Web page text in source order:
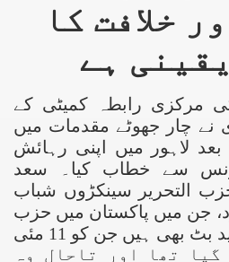
خلافت کا
ہے
مرکزی رابطہ کمیٹی کے
نے چار جھوٹے مقدمات میں
لاہور میں اپنی رہائش
سے خطاب کیا۔ سعد
التحریر سینکڑوں شباب
جن میں پاکستان میں حزب
التحریر کے ترجمان نوید بٹ بھی ہیں جن کو 11 مئی
گیا تھا اور تاحال وہ